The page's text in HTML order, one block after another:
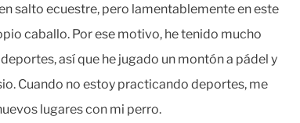
salto ecuestre, pero lamentablemente en este
caballo. Por ese motivo, he tenido mucho
así que he jugado un montón a pádel y
Cuando no estoy practicando deportes, me
lugares con mi perro.